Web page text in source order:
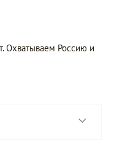
Охватываем Россию и